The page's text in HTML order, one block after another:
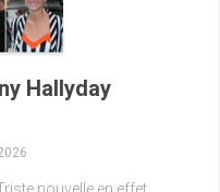
Hallyday
nouvelle en effet,